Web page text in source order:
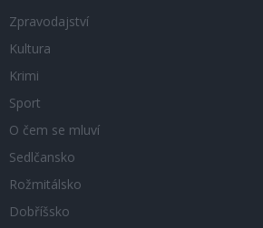
Zpravodajství
Kultura
Krimi
Sport
O čem se mluví
Sedlčansko
Rožmitálsko
Dobříšsko